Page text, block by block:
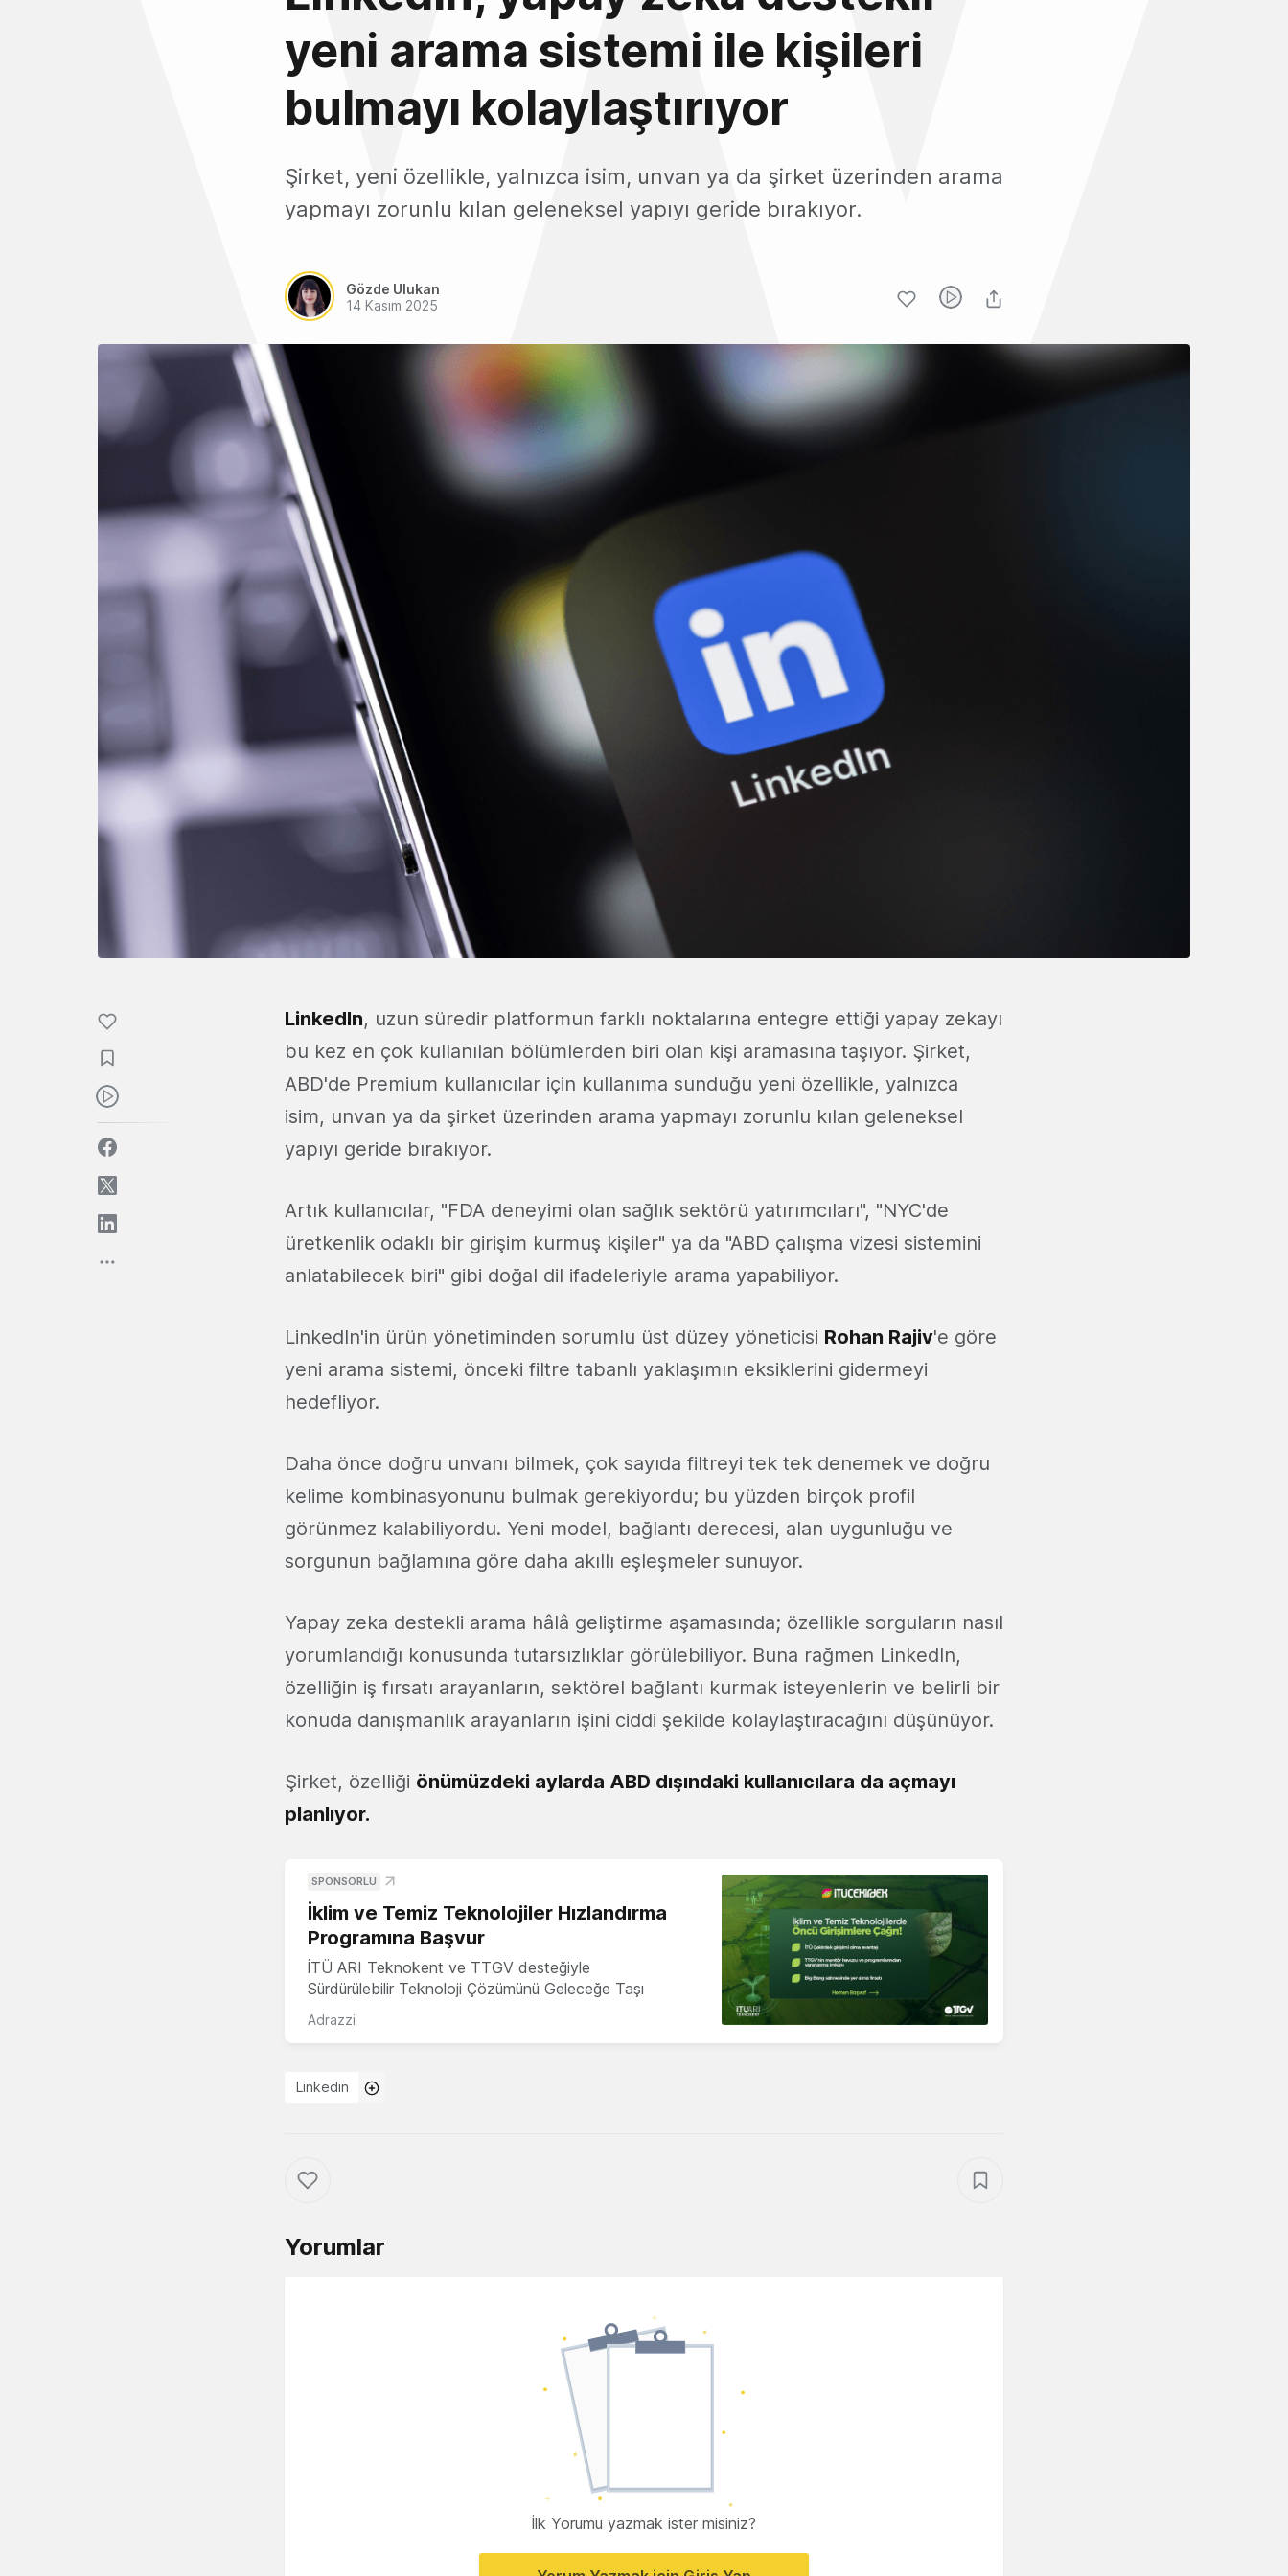
yeni arama sistemi ile kişileri
bulmayı kolaylaştırıyor
Şirket, yeni özellikle, yalnızca isim, unvan ya da şirket üzerinden arama
yapmayı zorunlu kılan geleneksel yapıyı geride bırakıyor.
Gözde Ulukan
14 Kasım 2025
LinkedIn, uzun süredir platformun farklı noktalarına entegre ettiği yapay zekayı
bu kez en çok kullanılan bölümlerden biri olan kişi aramasına taşıyor. Şirket,
ABD'de Premium kullanıcılar için kullanıma sunduğu yeni özellikle, yalnızca
isim, unvan ya da şirket üzerinden arama yapmayı zorunlu kılan geleneksel
yapıyı geride bırakıyor.
Artık kullanıcılar, "FDA deneyimi olan sağlık sektörü yatırımcıları", "NYC'de
üretkenlik odaklı bir girişim kurmuş kişiler" ya da "ABD çalışma vizesi sistemini
anlatabilecek biri" gibi doğal dil ifadeleriyle arama yapabiliyor.
LinkedIn'in ürün yönetiminden sorumlu üst düzey yöneticisi Rohan Rajiv'e göre
yeni arama sistemi, önceki filtre tabanlı yaklaşımın eksiklerini gidermeyi
hedefliyor.
Daha önce doğru unvanı bilmek, çok sayıda filtreyi tek tek denemek ve doğru
kelime kombinasyonunu bulmak gerekiyordu; bu yüzden birçok profil
görünmez kalabiliyordu. Yeni model, bağlantı derecesi, alan uygunluğu ve
sorgunun bağlamına göre daha akıllı eşleşmeler sunuyor.
Yapay zeka destekli arama hâlâ geliştirme aşamasında; özellikle sorguların nasıl
yorumlandığı konusunda tutarsızlıklar görülebiliyor. Buna rağmen LinkedIn,
özelliğin iş fırsatı arayanların, sektörel bağlantı kurmak isteyenlerin ve belirli bir
konuda danışmanlık arayanların işini ciddi şekilde kolaylaştıracağını düşünüyor.
Şirket, özelliği önümüzdeki aylarda ABD dışındaki kullanıcılara da açmayı
planlıyor.
SPONSORLU
İklim ve Temiz Teknolojiler Hızlandırma
Programına Başvur
İTÜ ARI Teknokent ve TTGV desteğiyle
Sürdürülebilir Teknoloji Çözümünü Geleceğe Taşı
Adrazzi
Linkedin
Yorumlar
İlk Yorumu yazmak ister misiniz?